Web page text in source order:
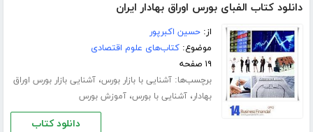
دانلود کتاب الفبای بورس اوراق بهادار ایران
از:حسین اکبرپور
موضوع:کتاب‌های علوم اقتصادی
۱۹ صفحه
برچسب‌ها:آشنایی با بازار بورس،آشنایی بازار بورس اوراق
بهادار،آشنایی با بورس،آموزش بورس
دانلود کتاب